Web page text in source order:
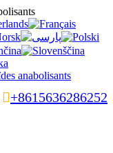
+8615636286252